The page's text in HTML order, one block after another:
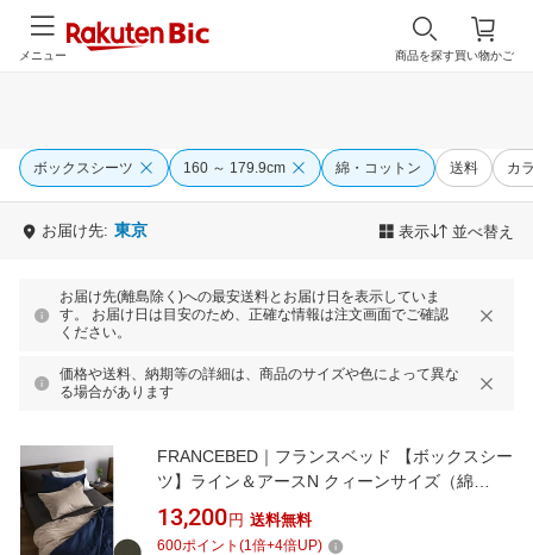
買い物かご
商品を探す
メニュー
ボックスシーツ 160 ～ 179.9cm 綿・コットン 送料 カ
お届け先: 東京 表示 並べ替え
お届け先(離島除く)への最安送料とお届け日を表示していま
す。 お届け日は目安のため、正確な情報は注文画面でご確認
ください。
価格や送料、納期等の詳細は、商品のサイズや色によって異な
る場合があります
FRANCEBED｜フランスベッド 【ボックスシー
ツ】ライン＆アースN クィーンサイズ（綿
100％/170×195×35cm/チャコールグレー） フ
ランスベッド
13,200 円 送料無料
600ポイント (1倍+4倍UP)